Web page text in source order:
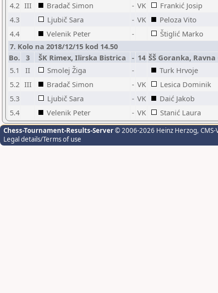
4.2 III Bradač Simon - VK
Frankić Josip
4.3
Ljubič Sara - VK
Peloza Vito
4.4
Velenik Peter -
Štiglić Marko
7. Kolo na 2018/12/15 kod 14.50
Bo. 3 ŠK Rimex, Ilirska Bistrica - 14 ŠŠ Goranka, Ravna
5.1
II Smolej Žiga -
Turk Hrvoje
5.2 III Bradač Simon - VK
Lesica Dominik
5.3
Ljubič Sara - VK
Daić Jakob
5.4
Velenik Peter - VK Stanić Laura
Chess-Tournament-Results-Server© 2006-2026 Heinz Herzog,
Legal details/Terms of use